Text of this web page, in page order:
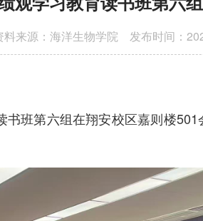
来源：海洋生物学院 发布时间：
班第六组在翔安校区嘉则楼